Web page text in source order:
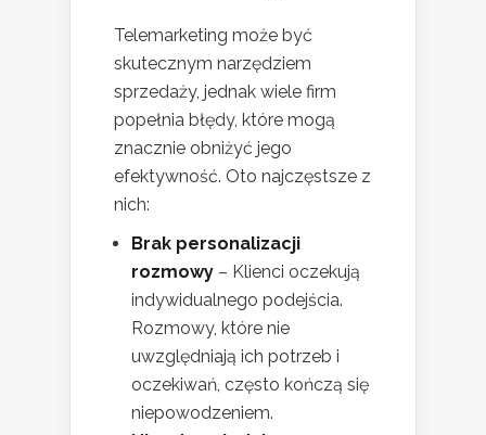
Telemarketing może być
skutecznym narzędziem
sprzedaży, jednak wiele firm
popełnia błędy, które mogą
znacznie obniżyć jego
efektywność. Oto najczęstsze z
nich:
Brak personalizacji
rozmowy – Klienci oczekują
indywidualnego podejścia.
Rozmowy, które nie
uwzględniają ich potrzeb i
oczekiwań, często kończą się
niepowodzeniem.